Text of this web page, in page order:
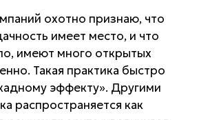
охотно признаю, что
имеет место, и что
имеют много открытых
Такая практика быстро
эффекту». Другими
распространяется как